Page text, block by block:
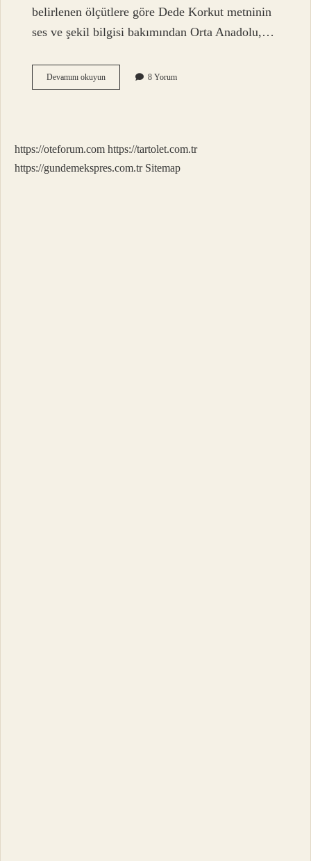
belirlenen ölçütlere göre Dede Korkut metninin
ses ve şekil bilgisi bakımından Orta Anadolu,…
Devamını okuyunDede
Korkut
8 Yorum
https://oteforum.com https://tartolet.com.tr
https://gundemekspres.com.tr Sitemap